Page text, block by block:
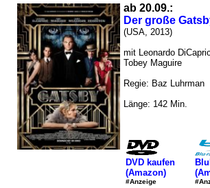
ab 20.09.:
Der große
(USA, 2013)
mit Leonardo
Tobey Maguire
Regie: Baz Luhrman
Länge: 142 Min.
DVD kaufen
(Amazon)
#Anzeige